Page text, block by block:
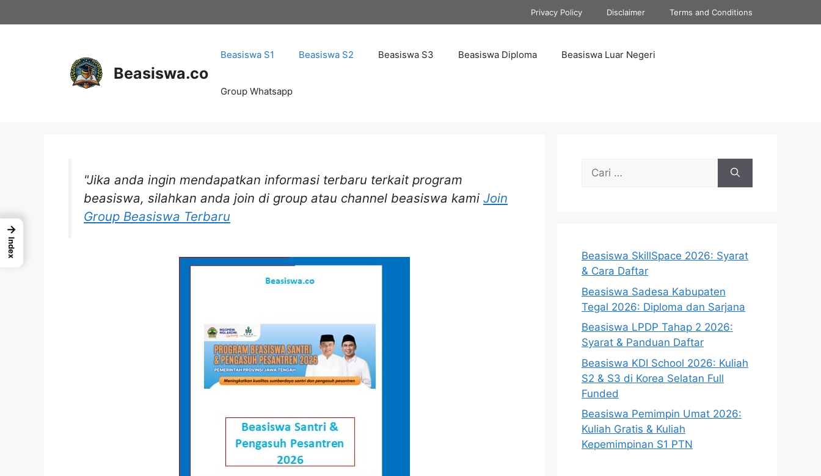
ke
Privacy Policy Disclaimer Terms and Conditions
Beasiswa.co
Beasiswa S1 Beasiswa S2 Beasiswa S3 Beasiswa Diploma Beasiswa Luar Negeri
Group Whatsapp
"Jika anda ingin mendapatkan informasi terbaru terkait program
beasiswa, silahkan anda join di group atau channel beasiswa kami Join
Group Beasiswa Terbaru
Cari
Beasiswa SkillSpace 2026: Syarat
& Cara Daftar
Beasiswa Sadesa Kabupaten
Tegal 2026: Diploma dan Sarjana
Beasiswa LPDP Tahap 2 2026:
Syarat & Panduan Daftar
Beasiswa KDI School 2026: Kuliah
S2 & S3 di Korea Selatan Full
Funded
Beasiswa Pemimpin Umat 2026:
Kuliah Gratis & Kuliah
Kepemimpinan S1 PTN
→
Index